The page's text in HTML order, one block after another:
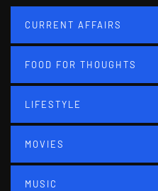
CURRENT AFFAIRS
FOOD FOR THOUGHTS
LIFESTYLE
MOVIES
MUSIC